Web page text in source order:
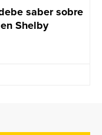
saber sobre
Shelby